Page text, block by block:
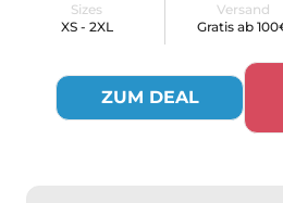
Sizes
XS - 2XL
Versand
Gratis ab
ZUM DEAL